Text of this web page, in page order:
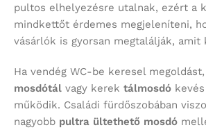
pultos elhelyezésre utalnak, ezért a
mindkettőt érdemes megjeleníteni,
vásárlók is gyorsan megtalálják, amit
Ha vendég WC-be keresel
mosdótál vagy kerek tálmosdó
működik. Családi fürdőszobában
nagyobb pultra ültethető mosdó